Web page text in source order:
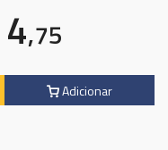
4,75
Adicionar